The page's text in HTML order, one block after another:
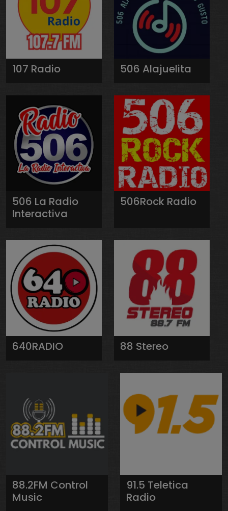
107 Radio 506 Alajuelita
506 La Radio
Interactiva
506Rock Radio
640RADIO 88 Stereo
88.2FM Control
Music
91.5 Teletica
Radio